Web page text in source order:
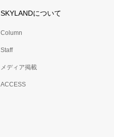
No.32 U邸
SKYLANDについて
Column
Staff
メディア掲載
ACCESS